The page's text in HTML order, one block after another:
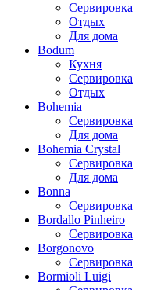
Сервировка
Отдых
Для дома
Bodum
Кухня
Сервировка
Отдых
Bohemia
Сервировка
Для дома
Bohemia Crystal
Сервировка
Для дома
Bonna
Сервировка
Bordallo Pinheiro
Сервировка
Borgonovo
Сервировка
Bormioli Luigi